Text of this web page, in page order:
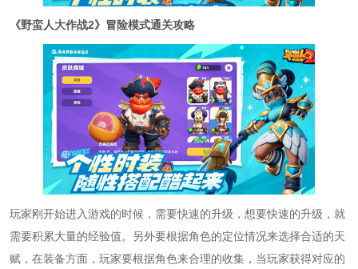
《野蛮人大作战2》冒险模式通关攻略
玩家刚开始进入游戏的时候，需要快速的升级，想要快速的升级，就
需要积累大量的经验值。另外要根据角色的定位情况来选择合适的天
赋，在装备方面，玩家要根据角色来合理的收集，当玩家获得对应的